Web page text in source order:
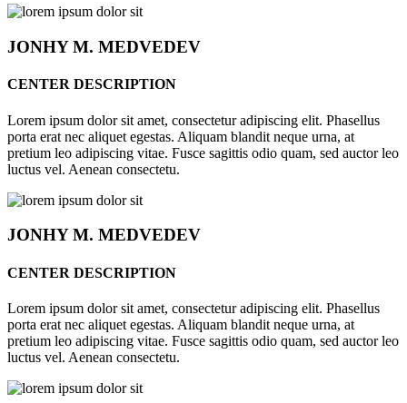
JONHYM. MEDVEDEV
CENTER DESCRIPTION
Lorem ipsum dolor sit amet, consectetur adipiscing elit. Phasellus
porta erat nec aliquet egestas. Aliquam blandit neque urna, at
pretium leo adipiscing vitae. Fusce sagittis odio quam, sed auctor leo
luctus vel. Aenean consectetu.
JONHYM. MEDVEDEV
CENTER DESCRIPTION
Lorem ipsum dolor sit amet, consectetur adipiscing elit. Phasellus
porta erat nec aliquet egestas. Aliquam blandit neque urna, at
pretium leo adipiscing vitae. Fusce sagittis odio quam, sed auctor leo
luctus vel. Aenean consectetu.